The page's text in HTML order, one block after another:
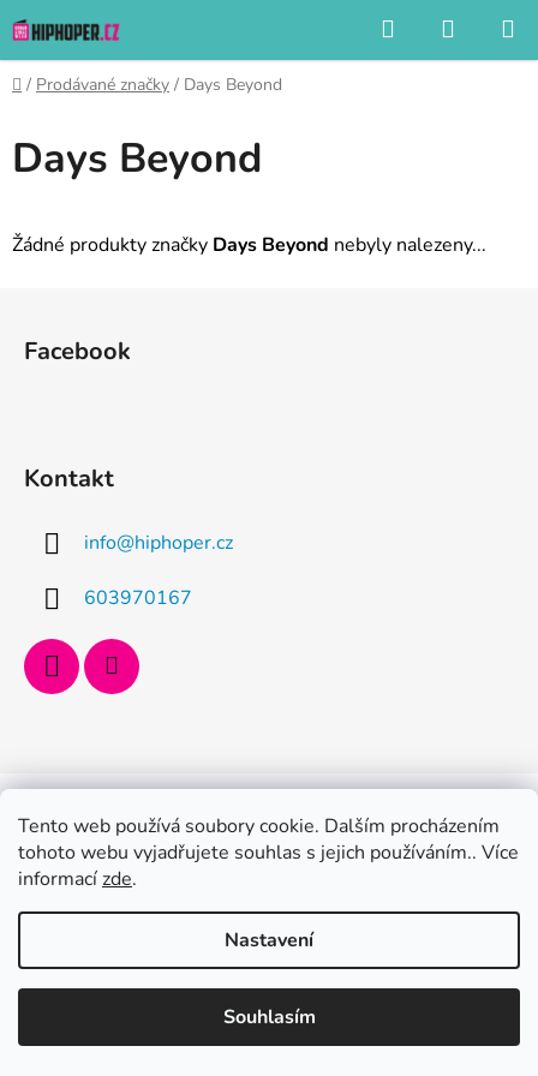
Tento web používá soubory cookie. Dalším procházením
tohoto webu vyjadřujete souhlas s jejich používáním.. Více
informacízde.
Nastavení
Souhlasím
na
obsah
Hledat
KOŠÍK
Domů
/ Prodávané značky / Days Beyond
Days Beyond
Žádné produkty značky Days Beyond nebyly nalezeny...
Facebook
Kontakt
info@hiphoper.cz
603970167
Copyright 2026Hiphoper.cz. Všechna práva vyhrazena.